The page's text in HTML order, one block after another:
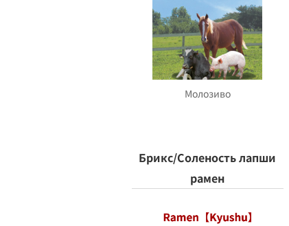
Молозиво
Брикс/Соленость лапши
рамен